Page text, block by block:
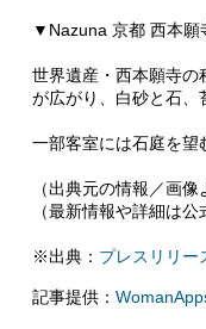
▼Nazuna 京都 西本願
世界遺産・西本願寺の
が広がり、白砂と石、
一部客室には石庭を望
（出典元の情報／画像
（最新情報や詳細は
※出典： プレスリリー
記事提供：